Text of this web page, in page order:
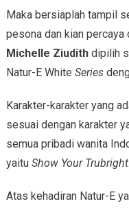
Maka bersiaplah tampil
pesona dan kian
Michelle Ziudithdipilih
Natur-E White Series
Karakter-karakter yang
sesuai dengan karakter
semua pribadi wanita
yaitu Show Your Trubright.
Atas kehadiran Natur-E